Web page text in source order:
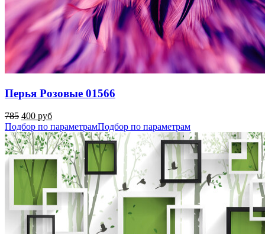
Перья Розовые 01566
785 400 руб
Подбор по параметрамПодбор по параметрам